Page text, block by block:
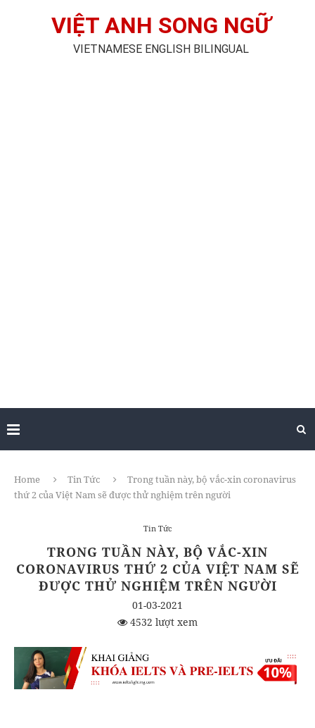
VIỆT ANH SONG NGỮ
VIETNAMESE ENGLISH BILINGUAL
Home Tin Tức
Trong tuần này, bộ vắc-xin coronavirus
thứ 2 của Việt Nam sẽ được thử nghiệm trên người
Tin Tức
TRONG TUẦN NÀY, BỘ VẮC-XIN
CORONAVIRUS THỨ 2 CỦA VIỆT NAM SẼ
ĐƯỢC THỬ NGHIỆM TRÊN NGƯỜI
01-03-2021
4532 lượt xem